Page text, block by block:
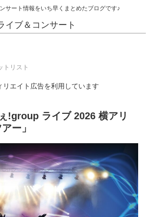
サート情報をいち早くまとめたブログです♪
イブ＆コンサート
トリスト
エイト広告を利用しています
!group ライブ 2026 横アリ
ー」